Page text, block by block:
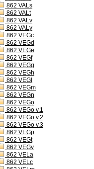
862 VALs
862 VALt
862 VALv
862 VALy
862 VEGc
862 VEGd
862 VEGe
862 VEGf
862 VEGg
862 VEGh
862 VEGl
862 VEGm
862 VEGn
862 VEGo
862 VEGo v.1
862 VEGo v.2
862 VEGo v.3
862 VEGp
862 VEGt
862 VEGv
862 VELa
862 VELc